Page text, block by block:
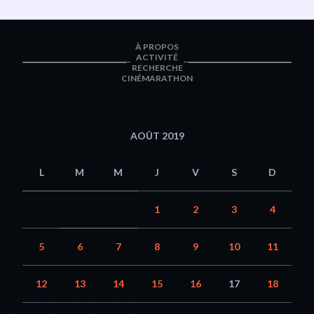
À PROPOS
ACTIVITÉ
RECHERCHE
CINÉMARATHON
AOÛT 2019
L M M J V S D
1 2 3 4
5 6 7 8 9 10 11
12 13 14 15 16 17 18